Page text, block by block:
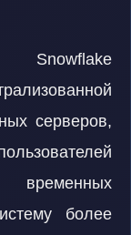
Snowflake
серверов,
более